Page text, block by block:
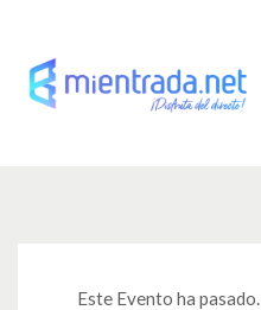
Este Evento ha pasado.